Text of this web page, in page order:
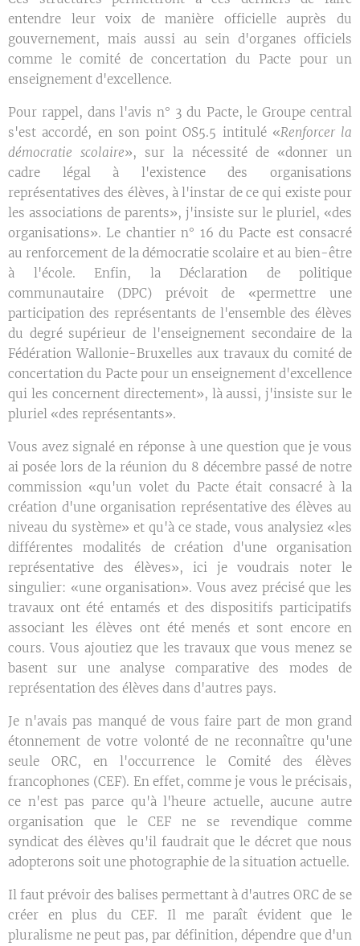
entendre leur voix de manière officielle auprès du
gouvernement, mais aussi au sein d'organes officiels
comme le comité de concertation du Pacte pour un
enseignement d'excellence.
Pour rappel, dans l'avis n° 3 du Pacte, le Groupe central
s'est accordé, en son point OS5.5 intitulé «Renforcer la
démocratie scolaire», sur la nécessité de «donner un
cadre légal à l'existence des organisations
représentatives des élèves, à l'instar de ce qui existe pour
les associations de parents», j'insiste sur le pluriel, «des
organisations». Le chantier n° 16 du Pacte est consacré
au renforcement de la démocratie scolaire et au bien-être
à l'école. Enfin, la Déclaration de politique
communautaire (DPC) prévoit de «permettre une
participation des représentants de l'ensemble des élèves
du degré supérieur de l'enseignement secondaire de la
Fédération Wallonie-Bruxelles aux travaux du comité de
concertation du Pacte pour un enseignement d'excellence
qui les concernent directement», là aussi, j'insiste sur le
pluriel «des représentants».
Vous avez signalé en réponse à une question que je vous
ai posée lors de la réunion du 8 décembre passé de notre
commission «qu'un volet du Pacte était consacré à la
création d'une organisation représentative des élèves au
niveau du système» et qu'à ce stade, vous analysiez «les
différentes modalités de création d'une organisation
représentative des élèves», ici je voudrais noter le
singulier: «une organisation». Vous avez précisé que les
travaux ont été entamés et des dispositifs participatifs
associant les élèves ont été menés et sont encore en
cours. Vous ajoutiez que les travaux que vous menez se
basent sur une analyse comparative des modes de
représentation des élèves dans d'autres pays.
Je n'avais pas manqué de vous faire part de mon grand
étonnement de votre volonté de ne reconnaître qu'une
seule ORC, en l'occurrence le Comité des élèves
francophones (CEF). En effet, comme je vous le précisais,
ce n'est pas parce qu'à l'heure actuelle, aucune autre
organisation que le CEF ne se revendique comme
syndicat des élèves qu'il faudrait que le décret que nous
adopterons soit une photographie de la situation actuelle.
Il faut prévoir des balises permettant à d'autres ORC de se
créer en plus du CEF. Il me paraît évident que le
pluralisme ne peut pas, par définition, dépendre que d'un